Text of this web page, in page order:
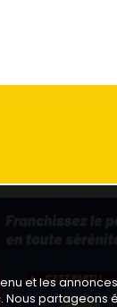
et les
partageons